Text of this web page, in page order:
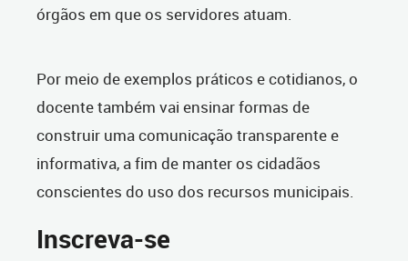
órgãos em que os servidores atuam.
Por meio de exemplos práticos e cotidianos, o
docente também vai ensinar formas de
construir uma comunicação transparente e
informativa, a fim de manter os cidadãos
conscientes do uso dos recursos municipais.
Inscreva-se